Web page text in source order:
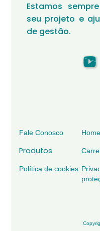
Estamos
seu projeto e
de gestão.
Fale Conosco Home
Produtos
Política de cookies